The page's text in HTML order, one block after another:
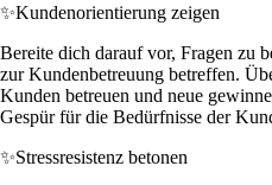
✨Kundenorientierung zeigen
Bereite dich darauf vor, Fragen zu
zur Kundenbetreuung betreffen.
Kunden betreuen und neue
Gespür für die Bedürfnisse der
✨Stressresistenz betonen